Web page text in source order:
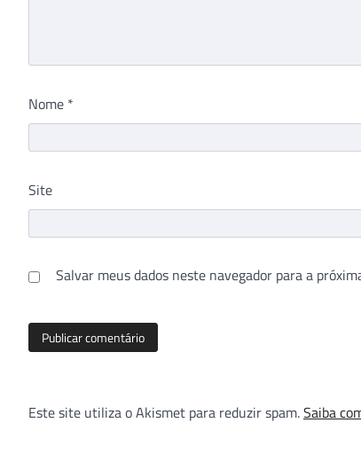
Nome *
Site
Salvar meus dados neste navegador para a
Este site utiliza o Akismet para reduzir spam.Saiba